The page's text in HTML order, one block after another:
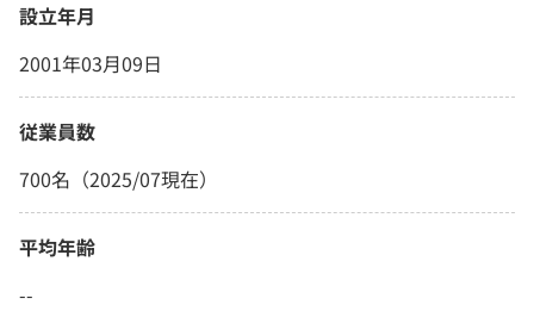
設立年月
2001年03月09日
従業員数
700名（2025/07現在）
平均年齢
--